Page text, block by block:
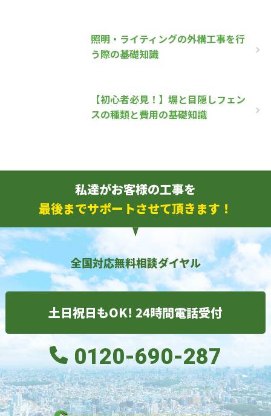
照明・ライティングの外構工事を行
う際の基礎知識
【初心者必見！】塀と目隠しフェン
スの種類と費用の基礎知識
私達がお客様の工事を
最後までサポートさせて頂きます！
全国対応無料相談ダイヤル
土日祝日もOK! 24時間電話受付
0120-690-287